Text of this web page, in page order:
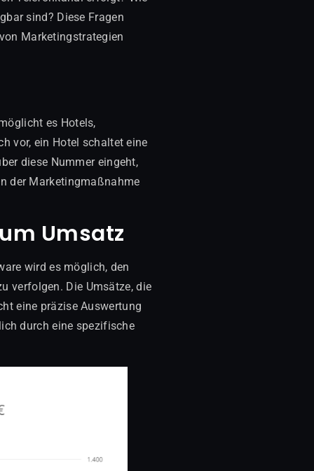
sind? Diese Fragen
Marketingstrategien
es Hotels,
vor, ein Hotel schaltet eine
diese Nummer eingeht,
der Marketingmaßnahme
Umsatz
wird es möglich, den
verfolgen. Die Umsätze, die
eine präzise Auswertung
durch eine spezifische